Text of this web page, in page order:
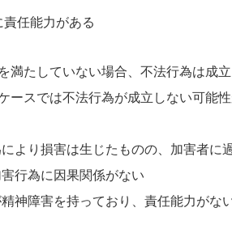
責任能力がある
満たしていない場合、不法行為は成
ースでは不法行為が成立しない可能性
より損害は生じたものの、加害者に
行為に因果関係がない
神障害を持っており、責任能力がな